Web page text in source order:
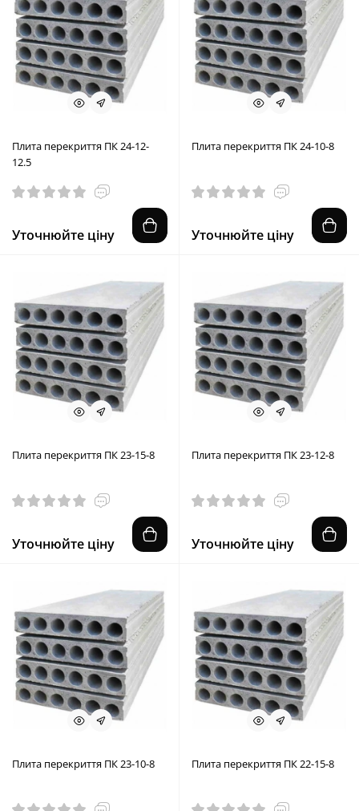
Плита перекриття ПК 24-12-
12.5
Уточнюйте ціну
Плита перекриття ПК 24-10-8
Уточнюйте ціну
Плита перекриття ПК 23-15-8
Уточнюйте ціну
Плита перекриття ПК 23-12-8
Уточнюйте ціну
Плита перекриття ПК 23-10-8 Плита перекриття ПК 22-15-8